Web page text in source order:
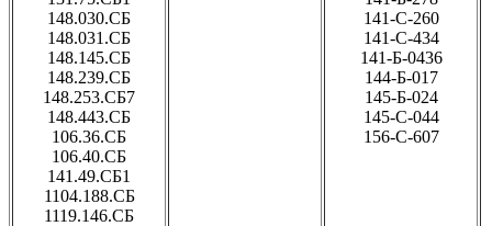
148.030.СБ
148.031.СБ
148.145.СБ
148.239.СБ
148.253.СБ7
148.443.СБ
106.36.СБ
106.40.СБ
141.49.СБ1
1104.188.СБ
1119.146.СБ
141-С-260
141-С-434
141-Б-0436
144-Б-017
145-Б-024
145-С-044
156-С-607